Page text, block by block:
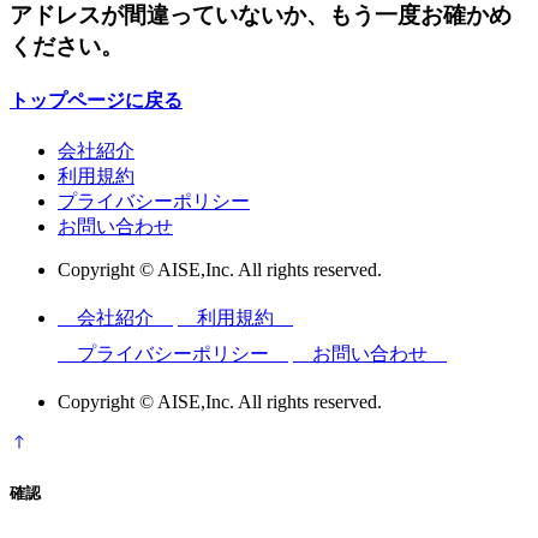
アドレスが間違っていないか、もう一度お確かめ
ください。
トップページに戻る
会社紹介
利用規約
プライバシーポリシー
お問い合わせ
Copyright © AISE,Inc. All rights reserved.
会社紹介
利用規約
プライバシーポリシー
お問い合わせ
Copyright © AISE,Inc. All rights reserved.
確認